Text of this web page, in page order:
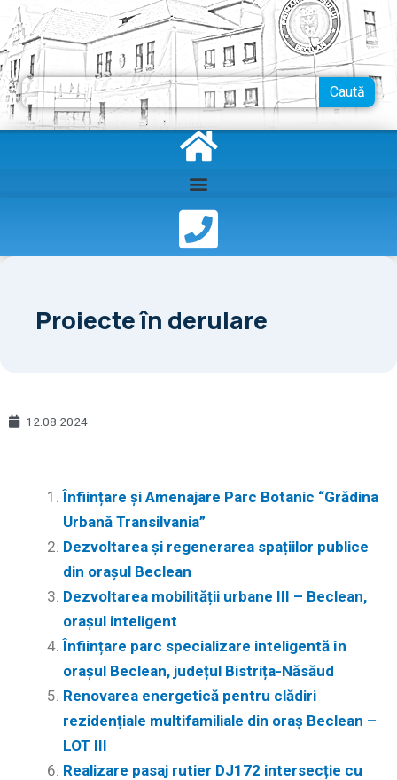
Skip
content
Search
Caută
Proiecte în derulare
12.08.2024
Înființare și Amenajare Parc Botanic “Grădina
Urbană Transilvania”
Dezvoltarea și regenerarea spațiilor publice
din orașul Beclean
Dezvoltarea mobilității urbane III – Beclean,
orașul inteligent
Înființare parc specializare inteligentă în
orașul Beclean, județul Bistrița-Năsăud
Renovarea energetică pentru clădiri
rezidențiale multifamiliale din oraş Beclean –
LOT III
Realizare pasaj rutier DJ172 intersecție cu